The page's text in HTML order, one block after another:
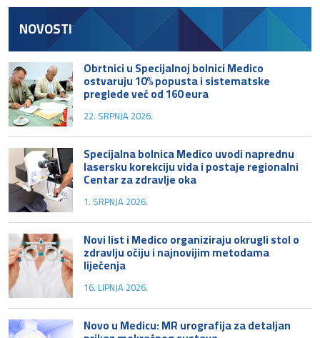
NOVOSTI
Obrtnici u Specijalnoj bolnici Medico
ostvaruju 10% popusta i sistematske
preglede već od 160 eura
22. SRPNJA 2026.
Specijalna bolnica Medico uvodi naprednu
lasersku korekciju vida i postaje regionalni
Centar za zdravlje oka
1. SRPNJA 2026.
Novi list i Medico organiziraju okrugli stol o
zdravlju očiju i najnovijim metodama
liječenja
16. LIPNJA 2026.
Novo u Medicu: MR urografija za detaljan